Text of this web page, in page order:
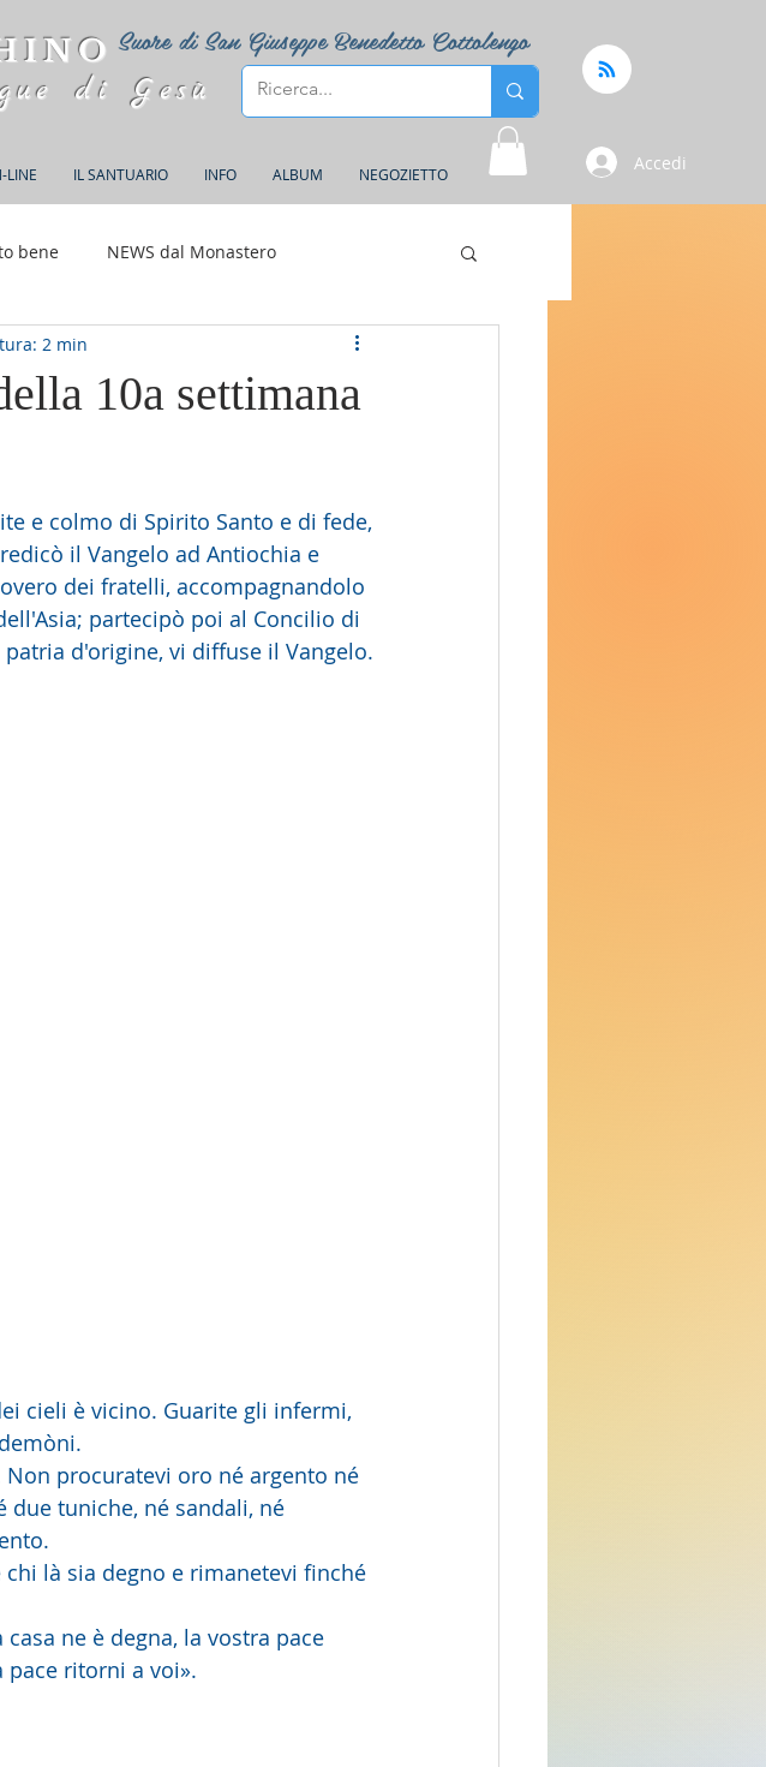
Suore di San Giuseppe Benedetto Cottolengo
di Gesù
LINE IL SANTUARIO INFO ALBUM NEGOZIETTO
Accedi
bene NEWS dal Monastero
10a settimana
2 min
e colmo di Spirito Santo e di fede,
il Vangelo ad Antiochia e
dei fratelli, accompagnandolo
partecipò poi al Concilio di
d'origine, vi diffuse il Vangelo.
procuratevi oro né argento né
due tuniche, né sandali, né
là sia degno e rimanetevi finché
pace ritorni a voi».